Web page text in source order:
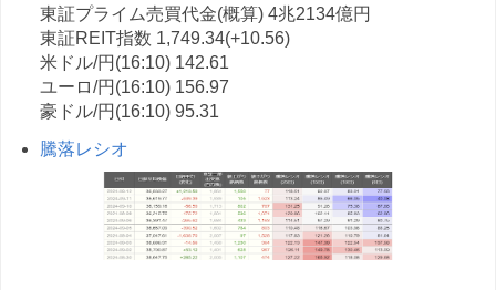
東証プライム売買代金(概算) 4兆2134億円
東証REIT指数 1,749.34(+10.56)
米ドル/円(16:10) 142.61
ユーロ/円(16:10) 156.97
豪ドル/円(16:10) 95.31
騰落レシオ